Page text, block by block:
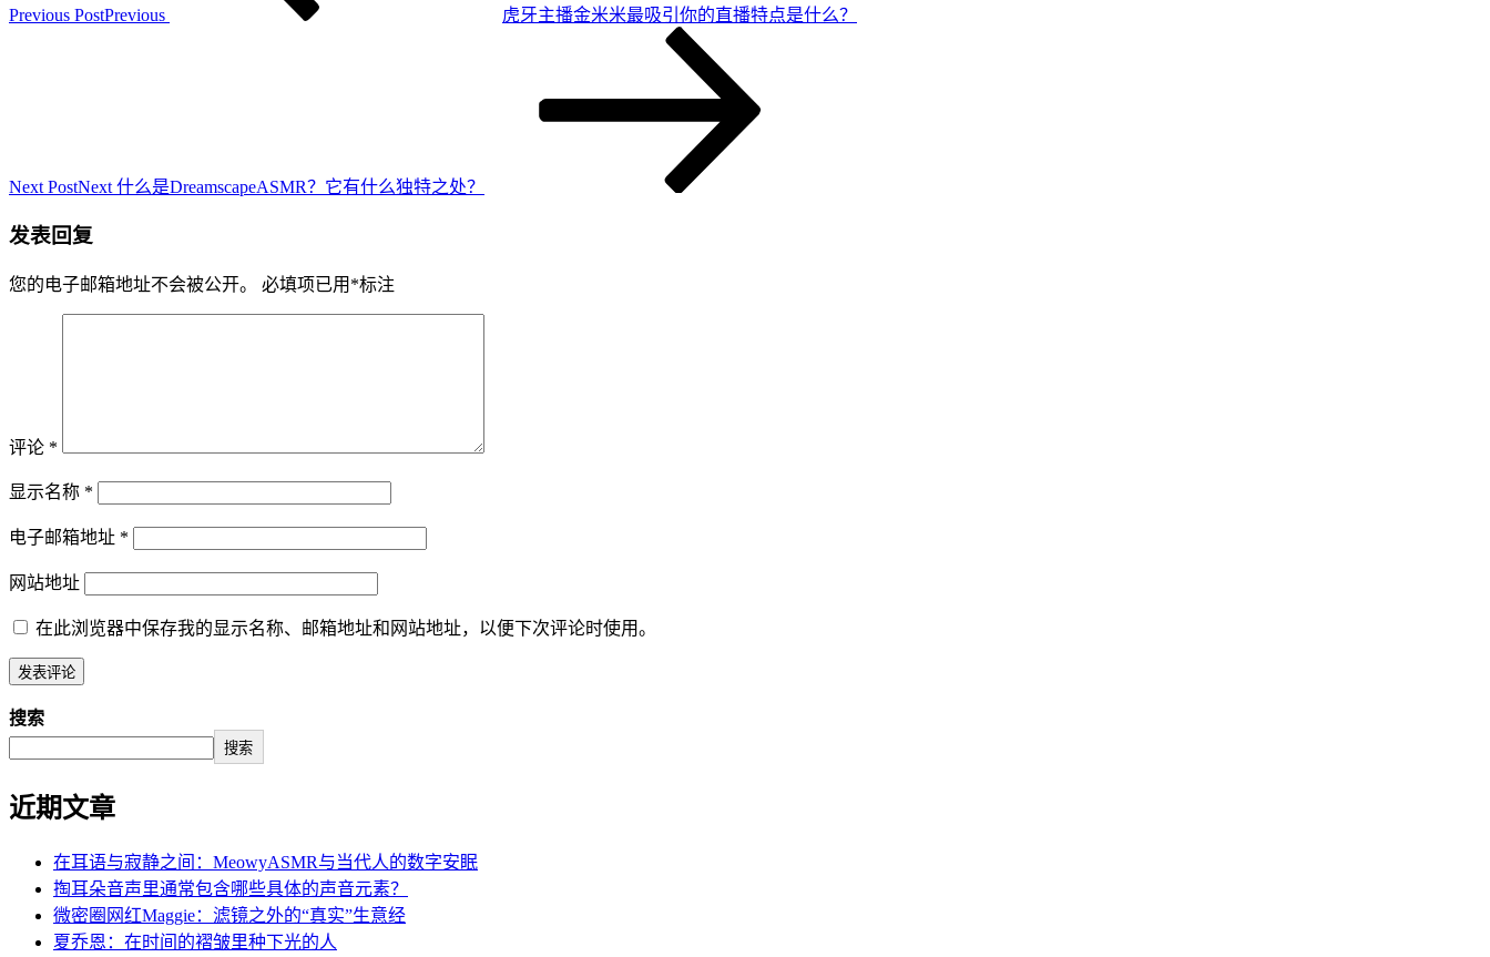
Previous PostPrevious 虎牙主播金米米最吸引你的直播特点是什么？
Next PostNext 什么是DreamscapeASMR？它有什么独特之处？
发表回复
您的电子邮箱地址不会被公开。 必填项已用 *标注
评论 *
显示名称 *
电子邮箱地址 *
网站地址
在此浏览器中保存我的显示名称、邮箱地址和网站地址，以便下次评论时使用。
搜索
搜索
近期文章
在耳语与寂静之间：MeowyASMR与当代人的数字安眠
掏耳朵音声里通常包含哪些具体的声音元素？
微密圈网红Maggie：滤镜之外的“真实”生意经
夏乔恩：在时间的褶皱里种下光的人